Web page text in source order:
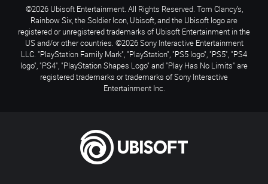
©2026 Ubisoft Entertainment. All Rights Reserved. Tom Clancy’s,
Rainbow Six, the Soldier Icon, Ubisoft, and the Ubisoft logo are
registered or unregistered trademarks of Ubisoft Entertainment in the
US and/or other countries. ©2026 Sony Interactive Entertainment
LLC. "PlayStation Family Mark", "PlayStation", "PS5 logo", "PS5", "PS4
logo", "PS4", "PlayStation Shapes Logo" and "Play Has No Limits" are
registered trademarks or trademarks of Sony Interactive
Entertainment Inc.